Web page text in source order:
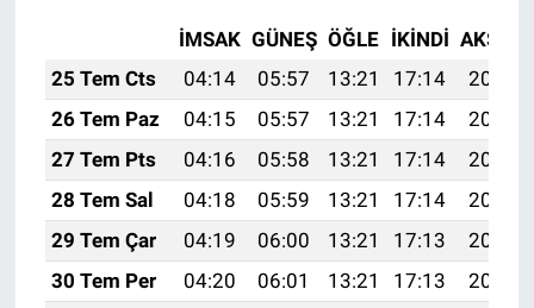
İMSAK GÜNEŞ ÖĞLE İKINDI AKŞAM
25 Tem Cts
04:14 05:57 13:21 17:14
20:36
26 Tem Paz
04:15 05:57 13:21 17:14
20:35
27 Tem Pts
04:16 05:58 13:21 17:14
20:34
28 Tem Sal
04:18 05:59 13:21 17:14
20:33
29 Tem Çar
04:19 06:00 13:21 17:13
20:32
30 Tem Per
04:20 06:01 13:21 17:13
20:31